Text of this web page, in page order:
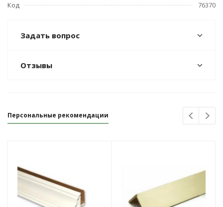
Код 76370
Задать вопрос
Отзывы
Персональные рекомендации